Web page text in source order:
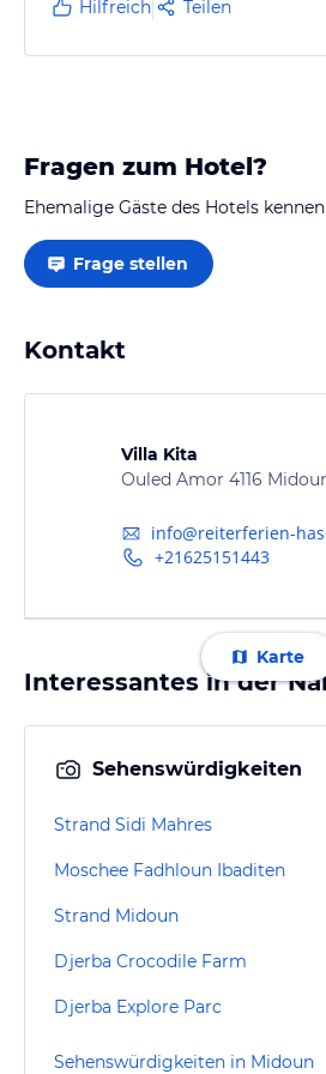
Hilfreich Teilen
Fragen zum Hotel?
Ehemalige Gäste des Hotels
Frage stellen
Kontakt
Villa Kita
Ouled Amor 4116
info@reiterferien-
+21625151443
Karte
Interessantes in der
Sehenswürdigkeiten
Strand Sidi Mahres
Moschee Fadhloun Ibaditen
Strand Midoun
Djerba Crocodile Farm
Djerba Explore Parc
Sehenswürdigkeiten in Midoun